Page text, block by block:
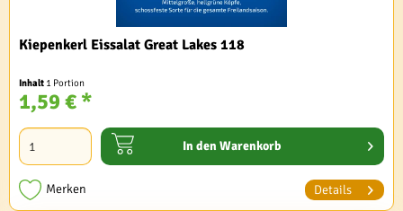
Kiepenkerl Eissalat Great Lakes 118
Inhalt 1 Portion
1,59 € *
In den Warenkorb
Merken Details